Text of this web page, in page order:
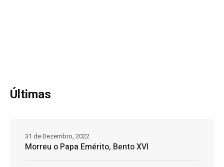
Últimas
Morreu o Papa Emérito, Bento XVI
31 de Dezembro, 2022